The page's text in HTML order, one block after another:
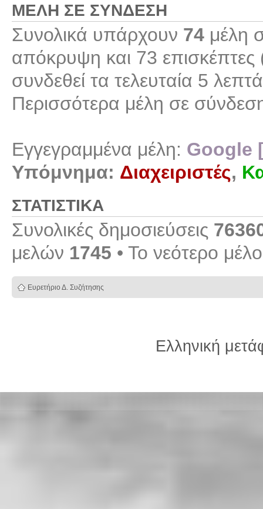
ΜΈΛΗ ΣΕ ΣΎΝΔΕΣΗ
Συνολικά υπάρχουν 74 μέλη
απόκρυψη και 73
συνδεθεί τα τελευταία 5
Περισσότερα μέλη σε
Εγγεγραμμένα μέλη: Google
Υπόμνημα: Διαχειριστές,
ΣΤΑΤΙΣΤΙΚΆ
Συνολικές δημοσιεύσεις
μελών 1745 • Το νεότερο
Ευρετήριο Δ. Συζήτησης
Ελληνική